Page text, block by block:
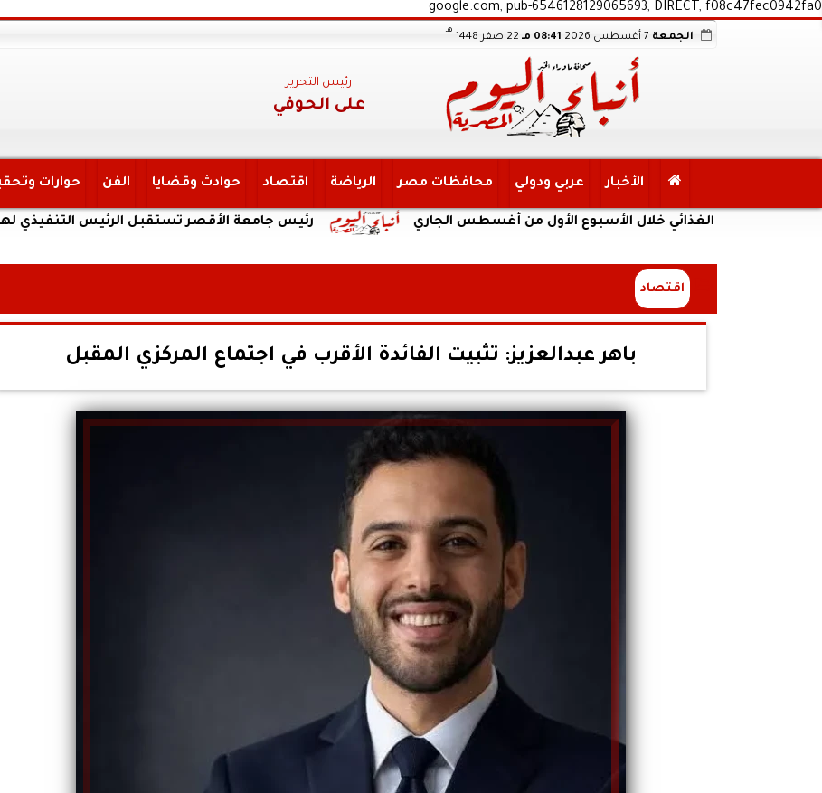
google.com, pub-6546128129065693, DIRECT, f08c47fec0942fa0
الجمعة 08:41 مـ 22 صفر 1448
هـ
رئيس التحرير
على الحوفي
الأخبار عربي ودولي محافظات مصر الرياضة اقتصاد حوادث وقضايا الفن حوارات
رئيس جامعة الأقصر تستقبل الرئيس التنفيذي لهيئة الغذائي خلال الأسبوع الأول من أغسطس الجاري
اقتصاد
باهر عبدالعزيز: تثبيت الفائدة الأقرب في اجتماع المركزي المقبل